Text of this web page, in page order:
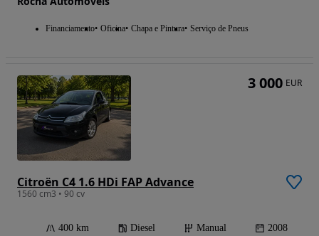
Financiamento Oficina Chapa e Pintura Serviço de Pneus
Citroën C4 1.6 HDi FAP Advance
1560 cm3 • 90 cv
400 km Diesel Manual 2008
3 000 EUR